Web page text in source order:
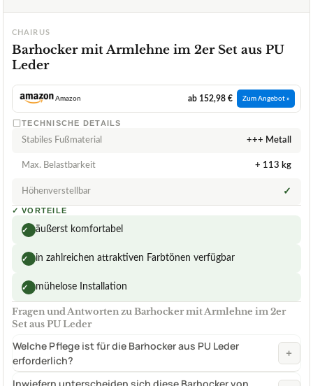
CHAIRUS
Barhocker mit Armlehne im 2er Set aus PU
Leder
Amazon ab 152,98 € Zum Angebot »
TECHNISCHE DETAILS
Stabiles Fußmaterial +++ Metall
Max. Belastbarkeit + 113 kg
Höhenverstellbar ✓
✓ VORTEILE
✓ äußerst komfortabel
✓ in zahlreichen attraktiven Farbtönen verfügbar
✓ mühelose Installation
Fragen und Antworten zu Barhocker mit Armlehne im 2er
Set aus PU Leder
Welche Pflege ist für die Barhocker aus PU Leder
erforderlich?
+